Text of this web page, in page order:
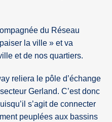
du Réseau
la ville » et va
et de nos quartiers.
reliera le pôle d’échange
Gerland. C’est donc
s’agit de connecter
peuplées aux bassins